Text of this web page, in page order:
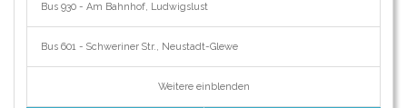
Bus 930 - Am Bahnhof, Ludwigslust
Bus 601 - Schweriner Str., Neustadt-Glewe
Weitere einblenden